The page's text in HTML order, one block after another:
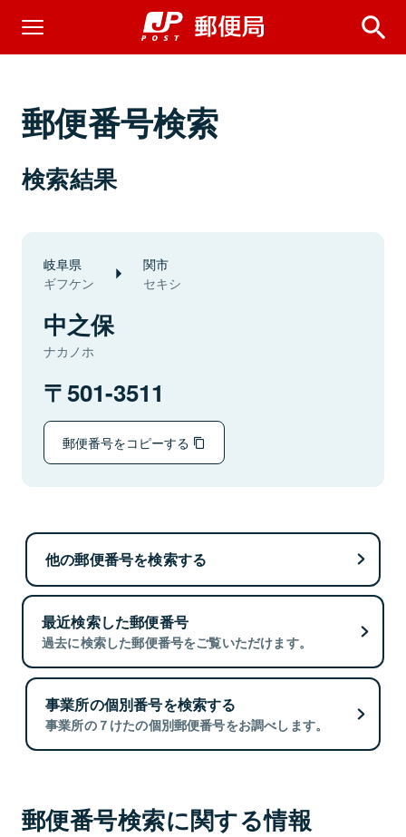
郵便番号検索
検索結果
岐阜県
ギフケン
関市
セキシ
中之保
ナカノホ
501-3511
郵便番号をコピーする
他の郵便番号を検索する
最近検索した郵便番号
過去に検索した郵便番号をご覧いただけます。
事業所の個別番号を検索する
事業所の７けたの個別郵便番号をお調べします。
郵便番号検索に関する情報